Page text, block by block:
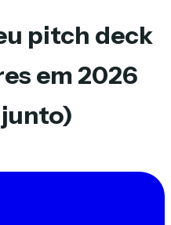
pitch deck
em 2026
junto)